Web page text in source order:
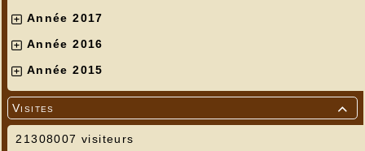
Année 2017
Année 2016
Année 2015

Visites
21308007 visiteurs